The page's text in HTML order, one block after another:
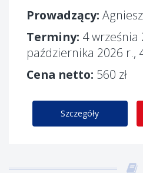
Prowadzący:
Terminy: 4 września
października 2026 r.,
Cena netto: 560 zł
Szczegóły